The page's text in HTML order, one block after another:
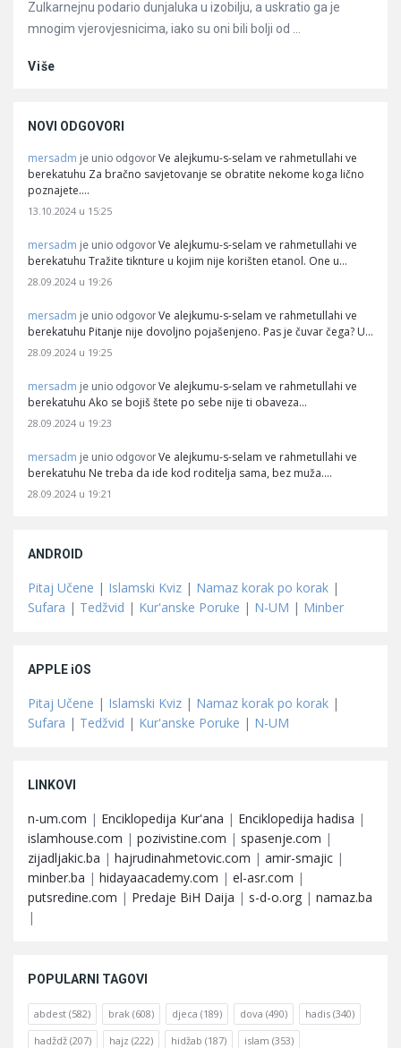
Zulkarnejnu podario dunjaluka u izobilju, a uskratio ga je
mnogim vjerovjesnicima, iako su oni bili bolji od ...
Više
NOVI ODGOVORI
mersadm je unio odgovor Ve alejkumu-s-selam ve rahmetullahi ve
berekatuhu Za bračno savjetovanje se obratite nekome koga lično
poznajete.…
13.10.2024 u 15:25
mersadm je unio odgovor Ve alejkumu-s-selam ve rahmetullahi ve
berekatuhu Tražite tiknture u kojim nije korišten etanol. One u…
28.09.2024 u 19:26
mersadm je unio odgovor Ve alejkumu-s-selam ve rahmetullahi ve
berekatuhu Pitanje nije dovoljno pojašenjeno. Pas je čuvar čega? U…
28.09.2024 u 19:25
mersadm je unio odgovor Ve alejkumu-s-selam ve rahmetullahi ve
berekatuhu Ako se bojiš štete po sebe nije ti obaveza…
28.09.2024 u 19:23
mersadm je unio odgovor Ve alejkumu-s-selam ve rahmetullahi ve
berekatuhu Ne treba da ide kod roditelja sama, bez muža.…
28.09.2024 u 19:21
ANDROID
Pitaj Učene | Islamski Kviz | Namaz korak po korak |
Sufara | Tedžvid | Kur'anske Poruke | N-UM | Minber
APPLE iOS
Pitaj Učene | Islamski Kviz | Namaz korak po korak |
Sufara | Tedžvid | Kur'anske Poruke | N-UM
LINKOVI
n-um.com | Enciklopedija Kur'ana | Enciklopedija hadisa |
islamhouse.com | pozivistine.com | spasenje.com |
zijadljakic.ba | hajrudinahmetovic.com | amir-smajic |
minber.ba | hidayaacademy.com | el-asr.com |
putsredine.com | Predaje BiH Daija | s-d-o.org | namaz.ba
|
POPULARNI TAGOVI
abdest (582) brak (608) djeca (189) dova (490) hadis (340)
hadždž (207) hajz (222) hidžab (187) islam (353)